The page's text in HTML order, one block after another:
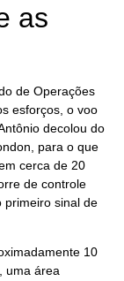
as
de Operações
esforços, o voo
decolou do
para o que
cerca de 20
de controle
primeiro sinal de
10
uma área